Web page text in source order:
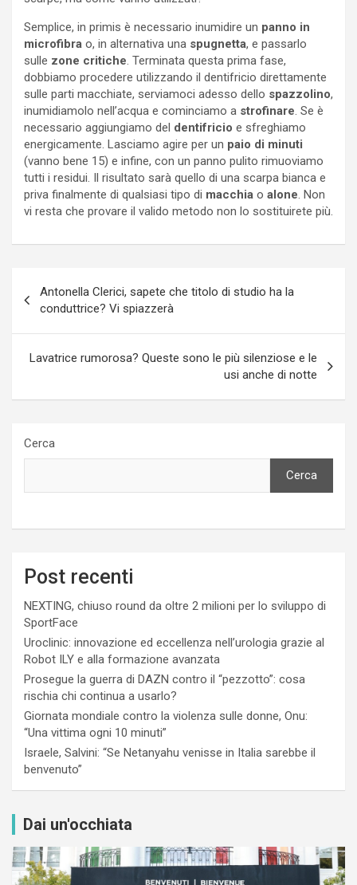
Semplice, in primis è necessario inumidire un panno in
microfibra o, in alternativa una spugnetta, e passarlo
sulle zone critiche. Terminata questa prima fase,
dobbiamo procedere utilizzando il dentifricio direttamente
sulle parti macchiate, serviamoci adesso dello spazzolino,
inumidiamolo nell’acqua e cominciamo a strofinare. Se è
necessario aggiungiamo del dentifricio e sfreghiamo
energicamente. Lasciamo agire per un paio di minuti
(vanno bene 15) e infine, con un panno pulito rimuoviamo
tutti i residui. Il risultato sarà quello di una scarpa bianca e
priva finalmente di qualsiasi tipo di macchia o alone. Non
vi resta che provare il valido metodo non lo sostituirete più.
articoli
Antonella Clerici, sapete che titolo di studio ha la
conduttrice? Vi spiazzerà
Lavatrice rumorosa? Queste sono le più silenziose e le
usi anche di notte
Cerca
Cerca
Post recenti
NEXTING, chiuso round da oltre 2 milioni per lo sviluppo di
SportFace
Uroclinic: innovazione ed eccellenza nell’urologia grazie al
Robot ILY e alla formazione avanzata
Prosegue la guerra di DAZN contro il “pezzotto”: cosa
rischia chi continua a usarlo?
Giornata mondiale contro la violenza sulle donne, Onu:
“Una vittima ogni 10 minuti”
Israele, Salvini: “Se Netanyahu venisse in Italia sarebbe il
benvenuto”
Dai un'occhiata